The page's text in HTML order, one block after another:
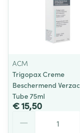
ACM
Trigopax Creme
Beschermend
Tube 75ml
€ 15,50